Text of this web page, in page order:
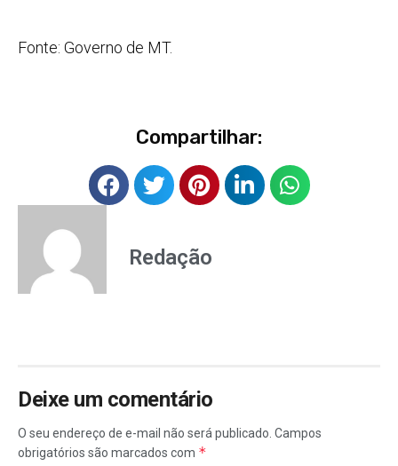
Fonte: Governo de MT.
Compartilhar:
Redação
Deixe um comentário
O seu endereço de e-mail não será publicado. Campos
obrigatórios são marcados com *